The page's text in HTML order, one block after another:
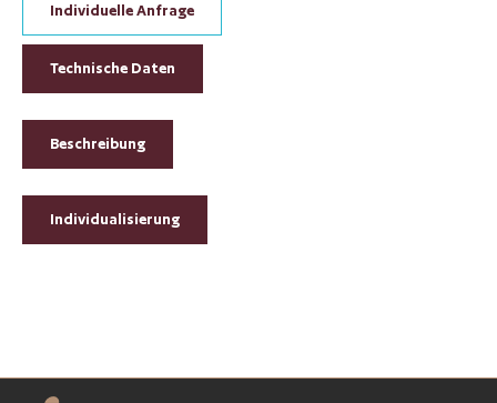
Individuelle Anfrage
Technische Daten
Beschreibung
Individualisierung